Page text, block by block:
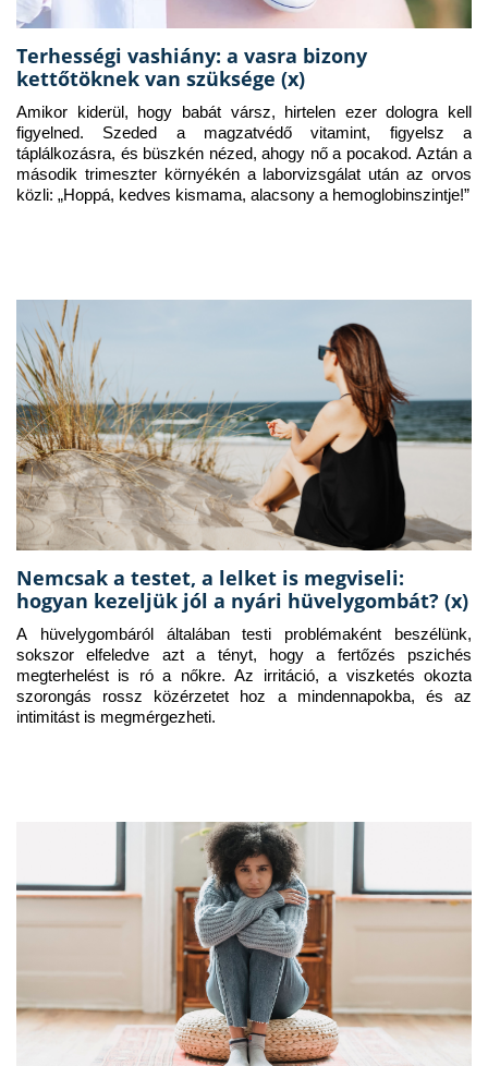
Terhességi vashiány: a vasra bizony
kettőtöknek van szüksége (x)
Amikor kiderül, hogy babát vársz, hirtelen ezer dologra kell
figyelned. Szeded a magzatvédő vitamint, figyelsz a
táplálkozásra, és büszkén nézed, ahogy nő a pocakod. Aztán a
második trimeszter környékén a laborvizsgálat után az orvos
közli: „Hoppá, kedves kismama, alacsony a hemoglobinszintje!”
Nemcsak a testet, a lelket is megviseli:
hogyan kezeljük jól a nyári hüvelygombát? (x)
A hüvelygombáról általában testi problémaként beszélünk,
sokszor elfeledve azt a tényt, hogy a fertőzés pszichés
megterhelést is ró a nőkre. Az irritáció, a viszketés okozta
szorongás rossz közérzetet hoz a mindennapokba, és az
intimitást is megmérgezheti.